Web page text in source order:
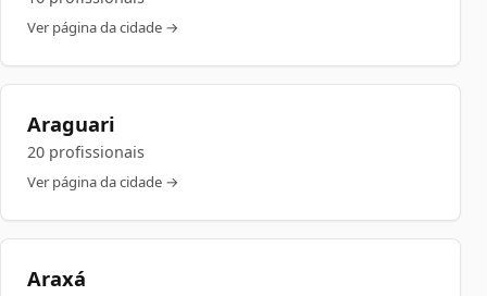
Ver página da cidade →
Araguari
20 profissionais
Ver página da cidade →
Araxá